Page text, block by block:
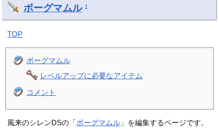
ボーグマムル †
TOP
ボーグマムル
レベルアップに必要なアイテム
コメント
風来のシレンDSの「ボーグマムル 」を編集するページです。